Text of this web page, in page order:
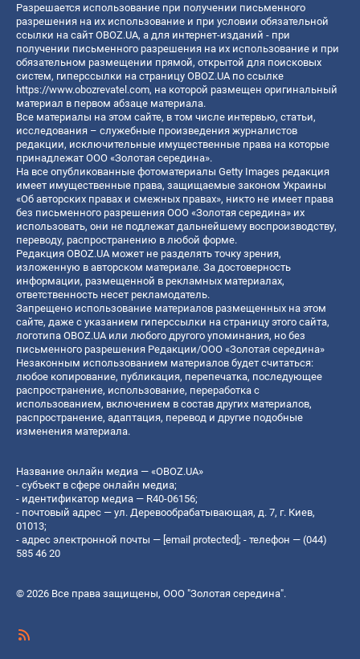
Разрешается использование при получении письменного
разрешения на их использование и при условии обязательной
ссылки на сайт OBOZ.UA, а для интернет-изданий - при
получении письменного разрешения на их использование и при
обязательном размещении прямой, открытой для поисковых
систем, гиперссылки на страницу OBOZ.UA по ссылке
https://www.obozrevatel.com, на которой размещен оригинальный
материал в первом абзаце материала.
Все материалы на этом сайте, в том числе интервью, статьи,
исследования – служебные произведения журналистов
редакции, исключительные имущественные права на которые
принадлежат ООО «Золотая середина».
На все опубликованные фотоматериалы Getty Images редакция
имеет имущественные права, защищаемые законом Украины
«Об авторских правах и смежных правах», никто не имеет права
без письменного разрешения ООО «Золотая середина» их
использовать, они не подлежат дальнейшему воспроизводству,
переводу, распространению в любой форме.
Редакция OBOZ.UA может не разделять точку зрения,
изложенную в авторском материале. За достоверность
информации, размещенной в рекламных материалах,
ответственность несет рекламодатель.
Запрещено использование материалов размещенных на этом
сайте, даже с указанием гиперссылки на страницу этого сайта,
логотипа OBOZ.UA или любого другого упоминания, но без
письменного разрешения Редакции/ООО «Золотая середина»
Незаконным использованием материалов будет считаться:
любое копирование, публикация, перепечатка, последующее
распространение, использование, переработка с
использованием, включением в состав других материалов,
распространение, адаптация, перевод и другие подобные
изменения материала.
Название онлайн медиа — «OBOZ.UA»
- субъект в сфере онлайн медиа;
- идентификатор медиа — R40-06156;
- почтовый адрес — ул. Деревообрабатывающая, д. 7, г. Киев,
01013;
- адрес электронной почты — [email protected] ; - телефон — (044)
585 46 20
© 2026 Все права защищены, ООО "Золотая середина".